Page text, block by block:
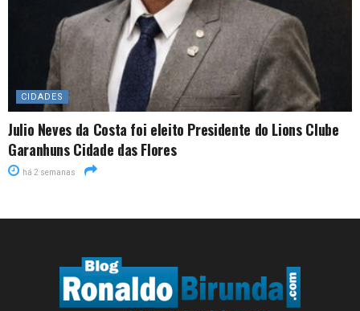
CIDADES
Julio Neves da Costa foi eleito Presidente do Lions Clube
Garanhuns Cidade das Flores
há 2 semanas